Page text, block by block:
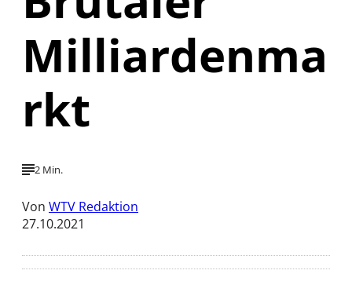
Milliardenma
rkt
2 Min.
Von WTV Redaktion
27.10.2021